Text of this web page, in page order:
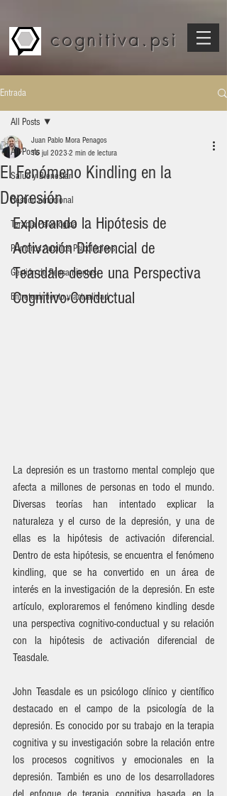
cognitiva.psi
Entrada
All Posts
Salud y Bienestar
Gestión emocional
Terapia Psicológica
Primeros Auxilios Psicológicos
Gestión de Pensamientos
Entretenimiento y actualidad
All Posts
El Fenómeno Kindling en la
Depresión
Juan Pablo Mora Penagos
16 jul 2023 2 min de lectura
Explorando la Hipótesis de
Activación Diferencial de
Teasdale desde una Perspectiva
Cognitivo-Conductual
La depresión es un trastorno mental complejo que
afecta a millones de personas en todo el mundo.
Diversas teorías han intentado explicar la
naturaleza y el curso de la depresión, y una de
ellas es la hipótesis de activación diferencial.
Dentro de esta hipótesis, se encuentra el fenómeno
kindling, que se ha convertido en un área de
interés en la investigación de la depresión. En este
artículo, exploraremos el fenómeno kindling desde
una perspectiva cognitivo-conductual y su relación
con la hipótesis de activación diferencial de
Teasdale.
John Teasdale es un psicólogo clínico y científico
destacado en el campo de la psicología de la
depresión. Es conocido por su trabajo en la terapia
cognitiva y su investigación sobre la relación entre
los procesos cognitivos y emocionales en la
depresión. También es uno de los desarrolladores